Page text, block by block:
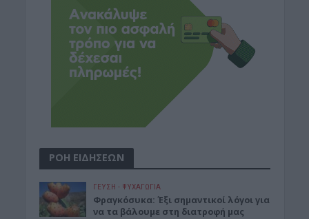
ΡΟΗ ΕΙΔΗΣΕΩΝ
ΓΕΎΣΗ - ΨΥΧΑΓΩΓΊΑ
Φραγκόσυκα: Έξι σημαντικοί λόγοι για
να τα βάλουμε στη διατροφή μας